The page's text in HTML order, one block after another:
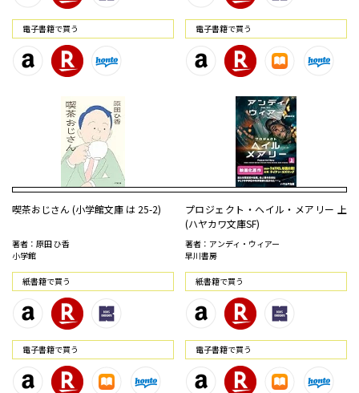
電⼦書籍で買う 電⼦書籍で買う
喫茶おじさん (小学館文庫 は 25-2)
著者：原田 ひ香
小学館
紙書籍で買う
電⼦書籍で買う
プロジェクト・ヘイル・メアリー 上
(ハヤカワ文庫SF)
著者：アンディ・ウィアー
早川書房
紙書籍で買う
電⼦書籍で買う